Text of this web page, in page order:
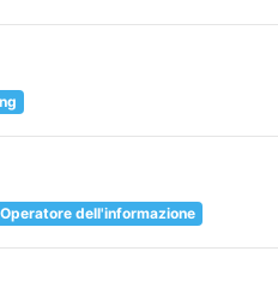
Operatore dell'informazione